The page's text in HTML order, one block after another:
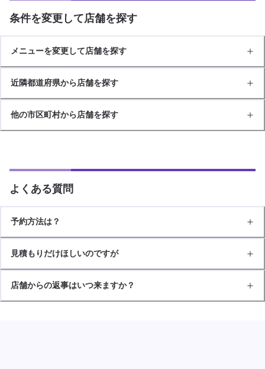
条件を変更して店舗を探す
メニューを変更して店舗を探す
近隣都道府県から店舗を探す
他の市区町村から店舗を探す
よくある質問
予約方法は？
見積もりだけほしいのですが
店舗からの返事はいつ来ますか？